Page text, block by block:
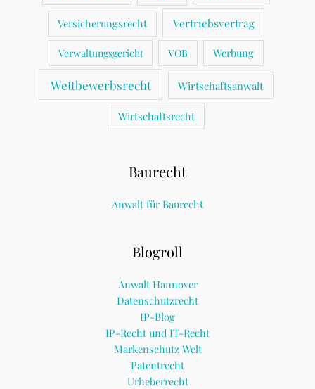
Versicherungsrecht Vertriebsvertrag
Verwaltungsgericht VOB Werbung
Wettbewerbsrecht Wirtschaftsanwalt
Wirtschaftsrecht
Baurecht
Anwalt für Baurecht
Blogroll
Anwalt Hannover
Datenschutzrecht
IP-Blog
IP-Recht und IT-Recht
Markenschutz Welt
Patentrecht
Urheberrecht